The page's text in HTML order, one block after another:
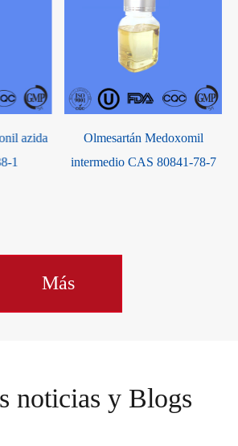
78-7
3,5-Bis (1,1-dimetiletil)-2-
hidroxi-benzaldehído 37942-
Más
noticias y Blogs